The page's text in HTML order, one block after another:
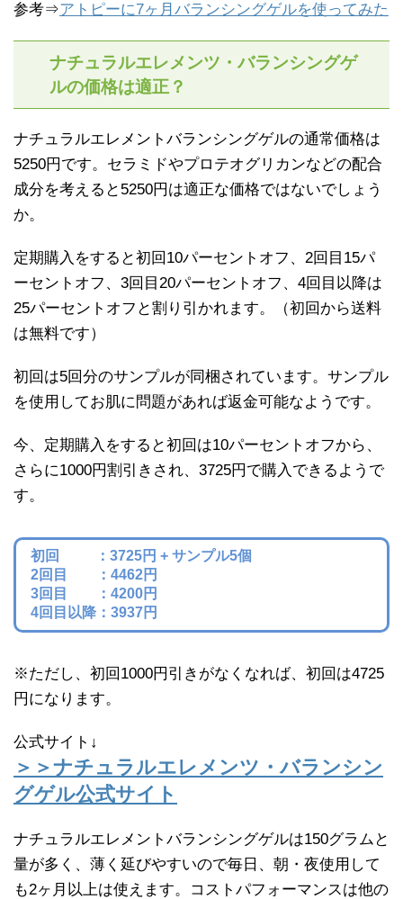
参考⇒アトピーに7ヶ月バランシングゲルを使ってみた
ナチュラルエレメンツ・バランシングゲ
ルの価格は適正？
ナチュラルエレメントバランシングゲルの通常価格は
5250円です。セラミドやプロテオグリカンなどの配合
成分を考えると5250円は適正な価格ではないでしょう
か。
定期購入をすると初回10パーセントオフ、2回目15パ
ーセントオフ、3回目20パーセントオフ、4回目以降は
25パーセントオフと割り引かれます。（初回から送料
は無料です）
初回は5回分のサンプルが同梱されています。サンプル
を使用してお肌に問題があれば返金可能なようです。
今、定期購入をすると初回は10パーセントオフから、
さらに1000円割引きされ、3725円で購入できるようで
す。
初回 ：3725円 + サンプル5個
2回目 ：4462円
3回目 ：4200円
4回目以降：3937円
※ただし、初回1000円引きがなくなれば、初回は4725
円になります。
公式サイト↓
＞＞ナチュラルエレメンツ・バランシン
グゲル公式サイト
ナチュラルエレメントバランシングゲルは150グラムと
量が多く、薄く延びやすいので毎日、朝・夜使用して
も2ヶ月以上は使えます。コストパフォーマンスは他の